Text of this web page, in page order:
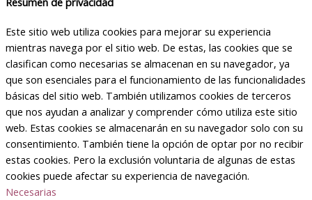
Este sitio web utiliza cookies para mejorar su experiencia
mientras navega por el sitio web. De estas, las cookies que se
clasifican como necesarias se almacenan en su navegador, ya
que son esenciales para el funcionamiento de las funcionalidades
básicas del sitio web. También utilizamos cookies de terceros
que nos ayudan a analizar y comprender cómo utiliza este sitio
web. Estas cookies se almacenarán en su navegador solo con su
consentimiento. También tiene la opción de optar por no recibir
estas cookies. Pero la exclusión voluntaria de algunas de estas
cookies puede afectar su experiencia de navegación.
Necesarias